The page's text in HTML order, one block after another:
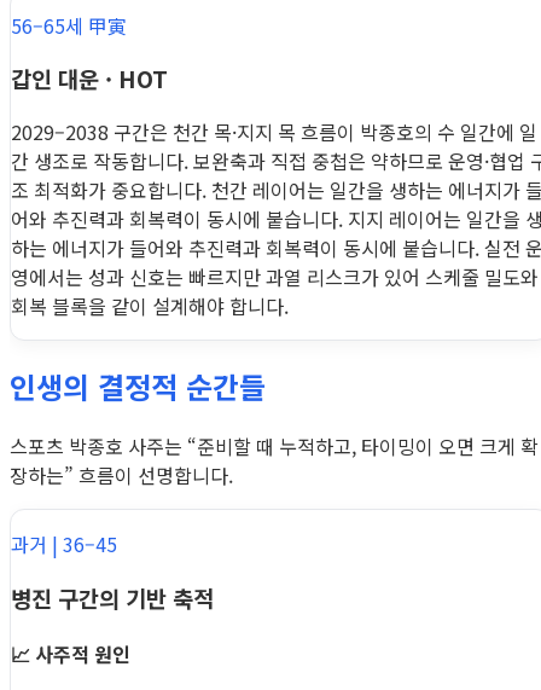
56–65세 甲寅
갑인 대운 · HOT
2029–2038 구간은 천간 목·지지 목 흐름이 박종호의 수 일간에 일
간 생조로 작동합니다. 보완축과 직접 중첩은 약하므로 운영·협업
조 최적화가 중요합니다. 천간 레이어는 일간을 생하는 에너지가
어와 추진력과 회복력이 동시에 붙습니다. 지지 레이어는 일간을
하는 에너지가 들어와 추진력과 회복력이 동시에 붙습니다. 실전
영에서는 성과 신호는 빠르지만 과열 리스크가 있어 스케줄 밀도와
회복 블록을 같이 설계해야 합니다.
인생의 결정적 순간들
스포츠 박종호 사주는 “준비할 때 누적하고, 타이밍이 오면 크게 확
장하는” 흐름이 선명합니다.
과거 | 36–45
병진 구간의 기반 축적
📈 사주적 원인